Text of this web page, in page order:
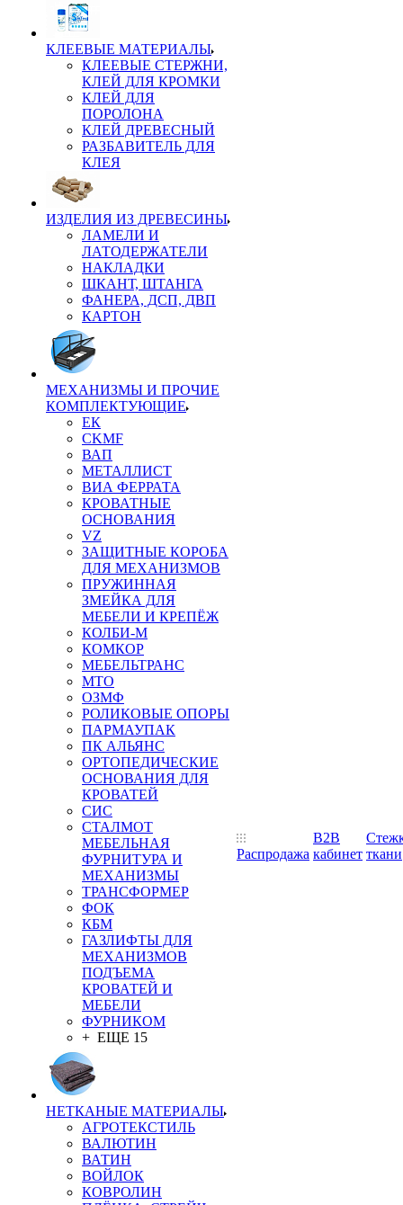
КЛЕЕВЫЕ МАТЕРИАЛЫ
КЛЕЕВЫЕ СТЕРЖНИ,
КЛЕЙ ДЛЯ КРОМКИ
КЛЕЙ ДЛЯ
ПОРОЛОНА
КЛЕЙ ДРЕВЕСНЫЙ
РАЗБАВИТЕЛЬ ДЛЯ
КЛЕЯ
ИЗДЕЛИЯ ИЗ ДРЕВЕСИНЫ
ЛАМЕЛИ И
ЛАТОДЕРЖАТЕЛИ
НАКЛАДКИ
ШКАНТ, ШТАНГА
ФАНЕРА, ДСП, ДВП
КАРТОН
МЕХАНИЗМЫ И ПРОЧИЕ
КОМПЛЕКТУЮЩИЕ
ЕК
CKMF
ВАП
МЕТАЛЛИСТ
ВИА ФЕРРАТА
КРОВАТНЫЕ
ОСНОВАНИЯ
VZ
ЗАЩИТНЫЕ КОРОБА
ДЛЯ МЕХАНИЗМОВ
ПРУЖИННАЯ
ЗМЕЙКА ДЛЯ
МЕБЕЛИ И КРЕПЁЖ
КОЛБИ-М
КОМКОР
МЕБЕЛЬТРАНС
MTO
ОЗМФ
РОЛИКОВЫЕ ОПОРЫ
ПАРМАУПАК
ПК АЛЬЯНС
ОРТОПЕДИЧЕСКИЕ
ОСНОВАНИЯ ДЛЯ
КРОВАТЕЙ
СИС
СТАЛМОТ
МЕБЕЛЬНАЯ
ФУРНИТУРА И
МЕХАНИЗМЫ
ТРАНСФОРМЕР
ФОК
КБМ
ГАЗЛИФТЫ ДЛЯ
МЕХАНИЗМОВ
ПОДЪЕМА
КРОВАТЕЙ И
МЕБЕЛИ
ФУРНИКОМ
+ ЕЩЕ 15
НЕТКАНЫЕ МАТЕРИАЛЫ
АГРОТЕКСТИЛЬ
ВАЛЮТИН
ВАТИН
ВОЙЛОК
КОВРОЛИН
Распродажа
B2B
кабинет ткани